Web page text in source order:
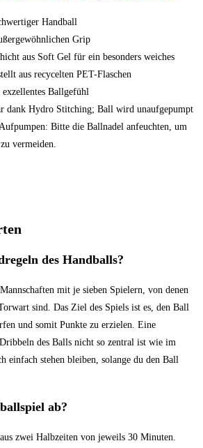
Handball
Grip
aus Soft Gel für ein besonders weiches
aus recycelten PET-Flaschen
Ballgefühl
dank Hydro Stitching; Ball wird unaufgepumpt
Bitte die Ballnadel anfeuchten, um
vermeiden.
⁤des Handballs?
mit‌ je sieben Spielern, von denen
sind. Das Ziel ‍des Spiels ist es, den Ball
und somit‌ Punkte zu erzielen. Eine‌
des Balls nicht so zentral ist wie im
einfach‍ stehen bleiben, solange du den Ball
ab?
zwei⁤ Halbzeiten von jeweils 30 Minuten.